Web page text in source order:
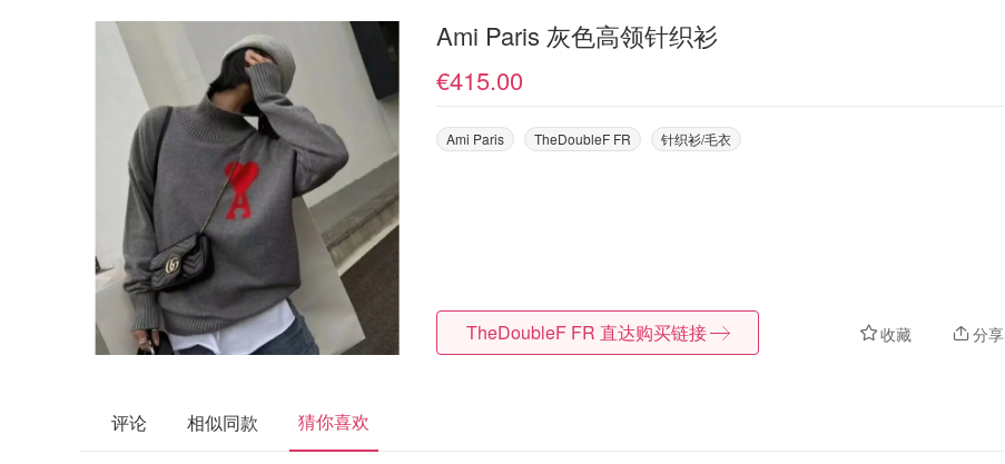
Ami Paris 灰色高领针织衫
€415.00
Ami Paris TheDoubleF FR 针织衫/毛衣
收藏 分享
TheDoubleF FR 直达购买链接
评论 相似同款 猜你喜欢